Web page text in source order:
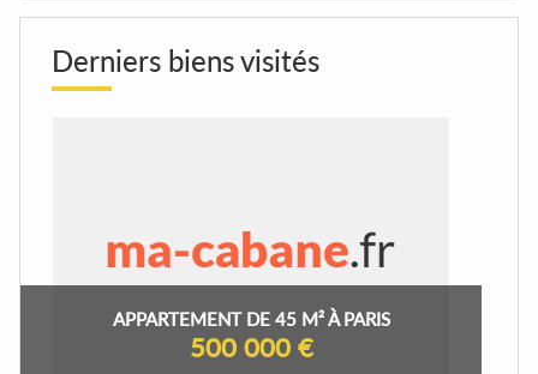
Derniers biens visités
APPARTEMENT DE 45 M² À PARIS
500 000 €